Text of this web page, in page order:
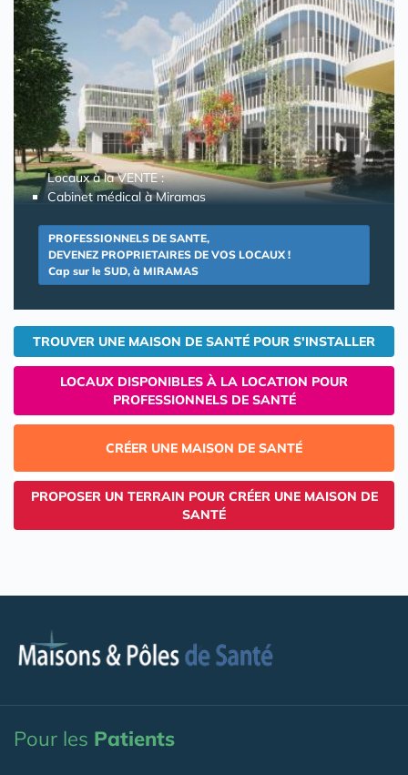
Locaux à la VENTE :
Cabinet médical à Miramas
PROFESSIONNELS DE SANTE,
DEVENEZ PROPRIETAIRES DE VOS LOCAUX !
Cap sur le SUD, à MIRAMAS
TROUVER UNE MAISON DE SANTÉ POUR S'INSTALLER
LOCAUX DISPONIBLES À LA LOCATION POUR
PROFESSIONNELS DE SANTÉ
CRÉER UNE MAISON DE SANTÉ
PROPOSER UN TERRAIN POUR CRÉER UNE MAISON DE
SANTÉ
Pour les Patients